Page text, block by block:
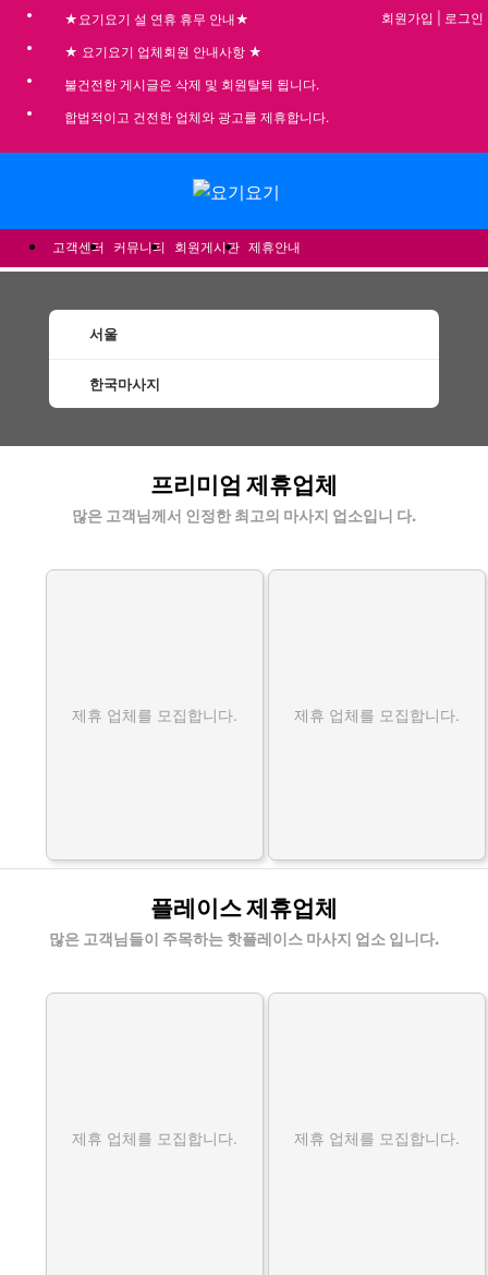
★요기요기 설 연휴 휴무 안내★
★ 요기요기 업체회원 안내사항 ★
불건전한 게시글은 삭제 및 회원탈퇴 됩니다.
합법적이고 건전한 업체와 광고를 제휴합니다.
회원가입 로그인
고객센터 커뮤니티 회원게시판 제휴안내
서울
한국마사지
프리미엄 제휴업체
많은 고객님께서 인정한 최고의 마사지 업소입니 다.
제휴 업체를 모집합니다. 제휴 업체를 모집합니다.
플레이스 제휴업체
많은 고객님들이 주목하는 핫플레이스 마사지 업소 입니다.
제휴 업체를 모집합니다. 제휴 업체를 모집합니다.